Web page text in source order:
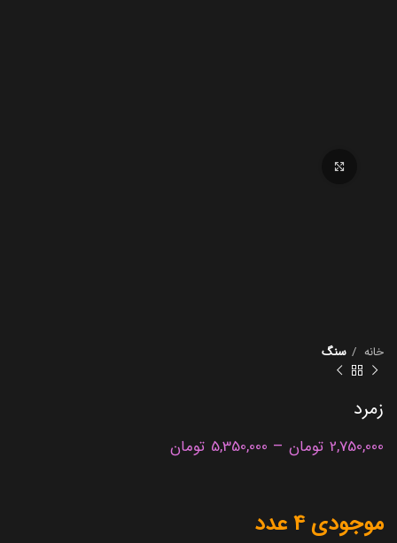
خانه سنگ
زمرد
2,750,000 تومان –
5,350,000 تومان
موجودی 4 عدد